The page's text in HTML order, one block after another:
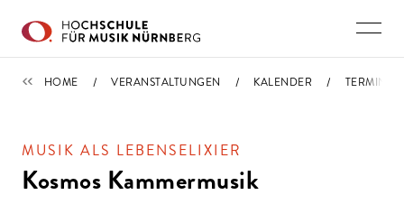
TERMINE
HOME VERANSTALTUNGEN KALENDER TERMIN
MUSIK ALS LEBENSELIXIER
Kosmos Kammermusik